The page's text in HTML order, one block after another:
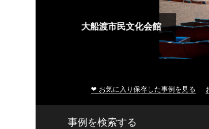
大船渡市民文化会館
❤ お気に入り保存した事例を見る
事例を検索する